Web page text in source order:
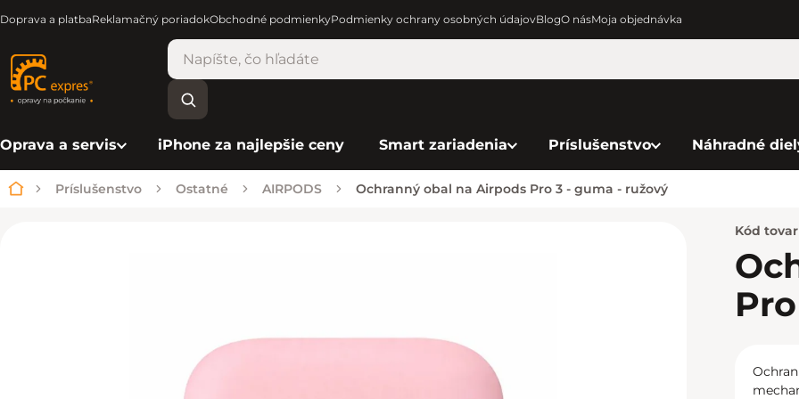
Doprava a platbaReklamačný poriadokObchodné podmienkyPodmienky ochrany osobných údajovBlogO násMoja objednávka
Oprava a servis iPhone za najlepšie ceny Smart zariadenia Príslušenstvo Náhradné
Domov
Príslušenstvo Ostatné AIRPODS Ochranný obal na Airpods Pro 3 - guma - ružový
Kód